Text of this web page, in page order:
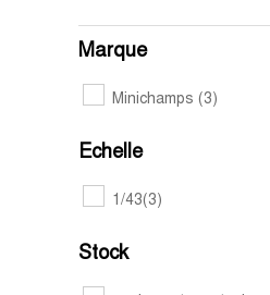
Marque
Minichamps (3)
Echelle
1/43(3)
Stock